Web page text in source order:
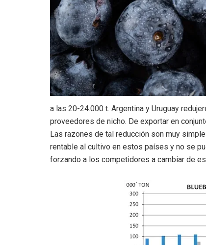
a las 20-24.000 t. Argentina y Uruguay
proveedores de nicho. De exportar en
Las razones de tal reducción son muy
rentable al cultivo en estos países y no se
forzando a los competidores a cambiar de